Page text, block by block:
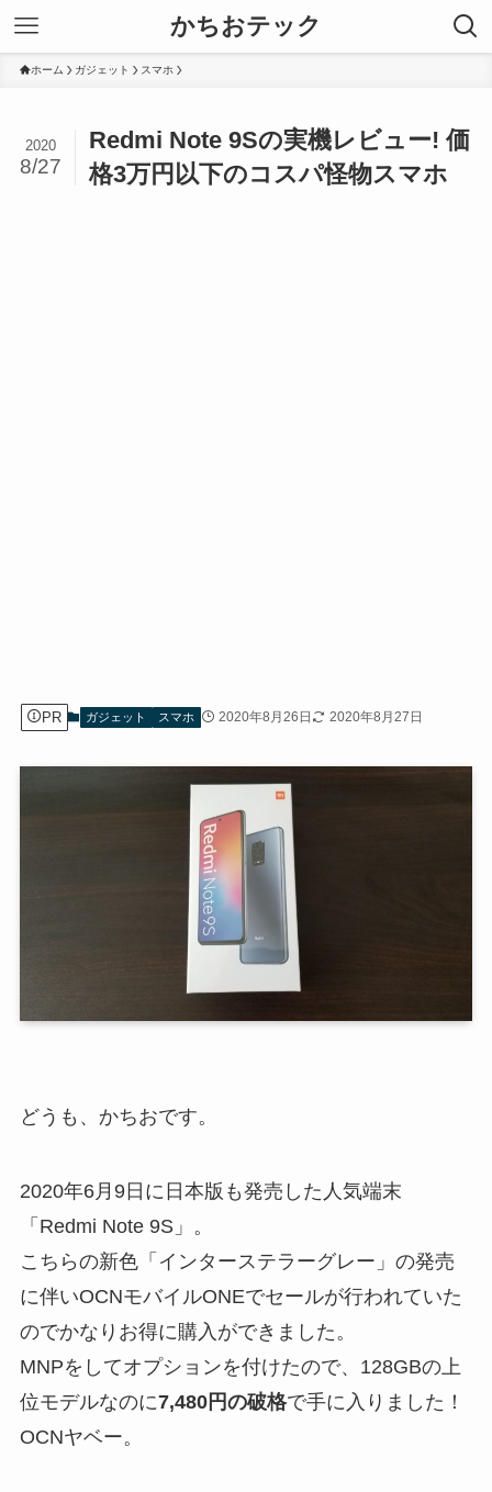
かちおテック
ホーム ガジェット スマホ
Redmi Note 9Sの実機レビュー! 価
格3万円以下のコスパ怪物スマホ
2020
8/27
PR ガジェット スマホ 2020年8月26日 2020年8月27日
どうも、かちおです。
2020年6月9日に日本版も発売した人気端末
「Redmi Note 9S」。
こちらの新色「インターステラーグレー」の発売
に伴いOCNモバイルONEでセールが行われていた
のでかなりお得に購入ができました。
MNPをしてオプションを付けたので、128GBの上
位モデルなのに7,480円の破格で手に入りました！
OCNヤベー。